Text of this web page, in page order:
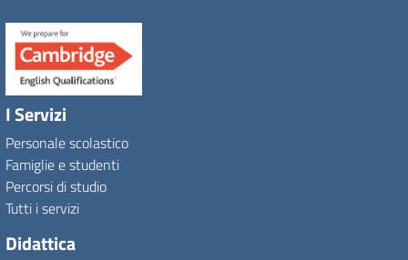
I Servizi
Personale scolastico
Famiglie e studenti
Percorsi di studio
Tutti i servizi
Didattica